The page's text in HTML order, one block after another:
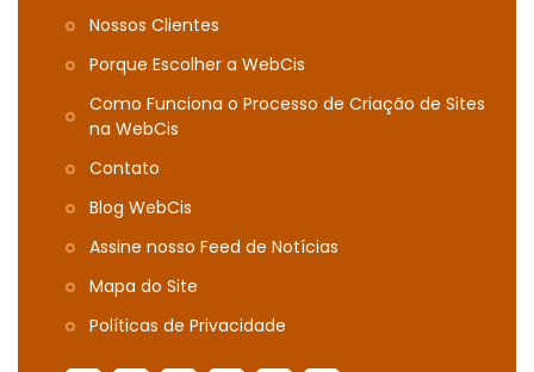
Nossos Clientes
Porque Escolher a WebCis
Como Funciona o Processo de Criação de Sites
na WebCis
Contato
Blog WebCis
Assine nosso Feed de Notícias
Mapa do Site
Polí­ticas de Privacidade